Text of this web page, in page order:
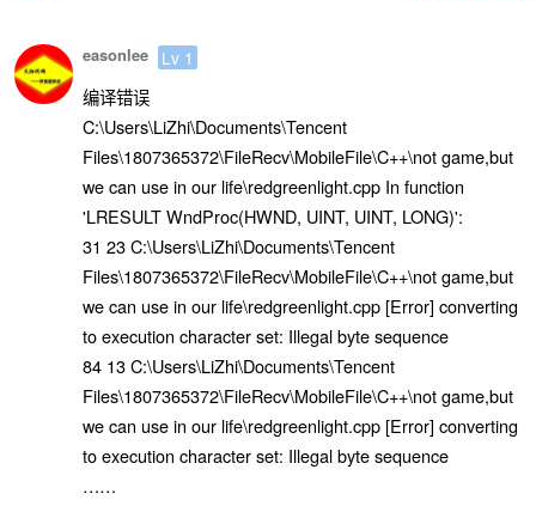
easonlee Lv 1
编译错误
C:\Users\LiZhi\Documents\Tencent
Files\1807365372\FileRecv\MobileFile\C++\not game,but
we can use in our life\redgreenlight.cpp In function
'LRESULT WndProc(HWND, UINT, UINT, LONG)':
31 23 C:\Users\LiZhi\Documents\Tencent
Files\1807365372\FileRecv\MobileFile\C++\not game,but
we can use in our life\redgreenlight.cpp [Error] converting
to execution character set: Illegal byte sequence
84 13 C:\Users\LiZhi\Documents\Tencent
Files\1807365372\FileRecv\MobileFile\C++\not game,but
we can use in our life\redgreenlight.cpp [Error] converting
to execution character set: Illegal byte sequence
……